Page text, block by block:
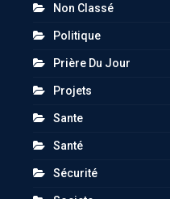
Non Classé
Politique
Prière Du Jour
Projets
Sante
Santé
Sécurité